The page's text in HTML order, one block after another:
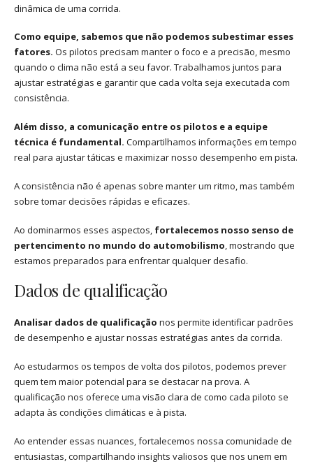
dinâmica de uma corrida.
Como equipe, sabemos que não podemos subestimar esses
fatores. Os pilotos precisam manter o foco e a precisão, mesmo
quando o clima não está a seu favor. Trabalhamos juntos para
ajustar estratégias e garantir que cada volta seja executada com
consistência.
Além disso, a comunicação entre os pilotos e a equipe
técnica é fundamental. Compartilhamos informações em tempo
real para ajustar táticas e maximizar nosso desempenho em pista.
A consistência não é apenas sobre manter um ritmo, mas também
sobre tomar decisões rápidas e eficazes.
Ao dominarmos esses aspectos, fortalecemos nosso senso de
pertencimento no mundo do automobilismo, mostrando que
estamos preparados para enfrentar qualquer desafio.
Dados de qualificação
Analisar dados de qualificação nos permite identificar padrões
de desempenho e ajustar nossas estratégias antes da corrida.
Ao estudarmos os tempos de volta dos pilotos, podemos prever
quem tem maior potencial para se destacar na prova. A
qualificação nos oferece uma visão clara de como cada piloto se
adapta às condições climáticas e à pista.
Ao entender essas nuances, fortalecemos nossa comunidade de
entusiastas, compartilhando insights valiosos que nos unem em